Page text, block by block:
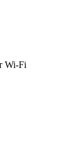
Wi-Fi